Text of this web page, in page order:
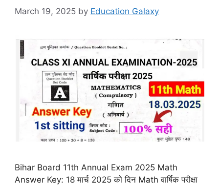
March 19, 2025 by Education Galaxy
Bihar Board 11th Annual Exam 2025 Math
Answer Key: 18 मार्च 2025 को दिन Math वार्षिक परीक्षा